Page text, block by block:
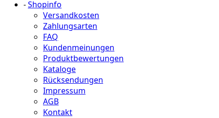
-Shopinfo
Versandkosten
Zahlungsarten
FAQ
Kundenmeinungen
Produktbewertungen
Kataloge
Rücksendungen
Impressum
AGB
Kontakt